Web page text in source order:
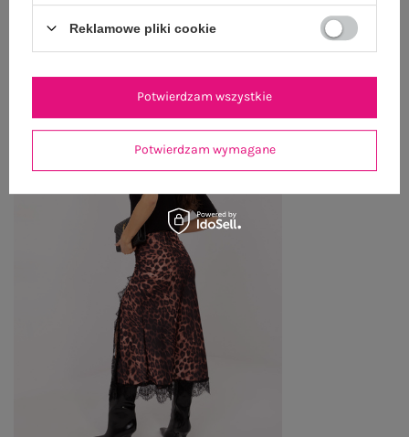
OSTATNIO OGLĄDANE
Reklamowe pliki cookie
Potwierdzam wymagane
Potwierdzam wszystkie